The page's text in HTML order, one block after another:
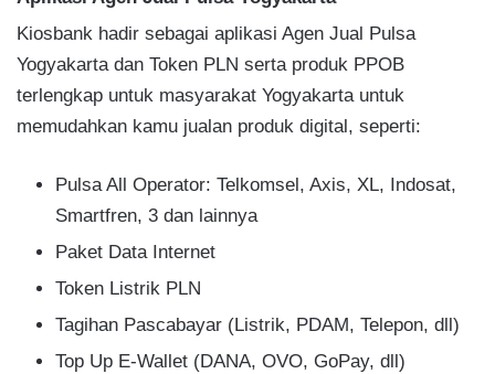
Kiosbank hadir sebagai aplikasi Agen Jual Pulsa
Yogyakarta dan Token PLN serta produk PPOB
terlengkap untuk masyarakat Yogyakarta untuk
memudahkan kamu jualan produk digital, seperti:
Pulsa All Operator: Telkomsel, Axis, XL, Indosat,
Smartfren, 3 dan lainnya
Paket Data Internet
Token Listrik PLN
Tagihan Pascabayar (Listrik, PDAM, Telepon, dll)
Top Up E-Wallet (DANA, OVO, GoPay, dll)